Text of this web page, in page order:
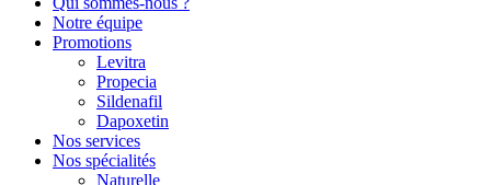
Notre équipe
Promotions
Levitra
Propecia
Sildenafil
Dapoxetin
Nos services
Nos spécialités
Naturelle